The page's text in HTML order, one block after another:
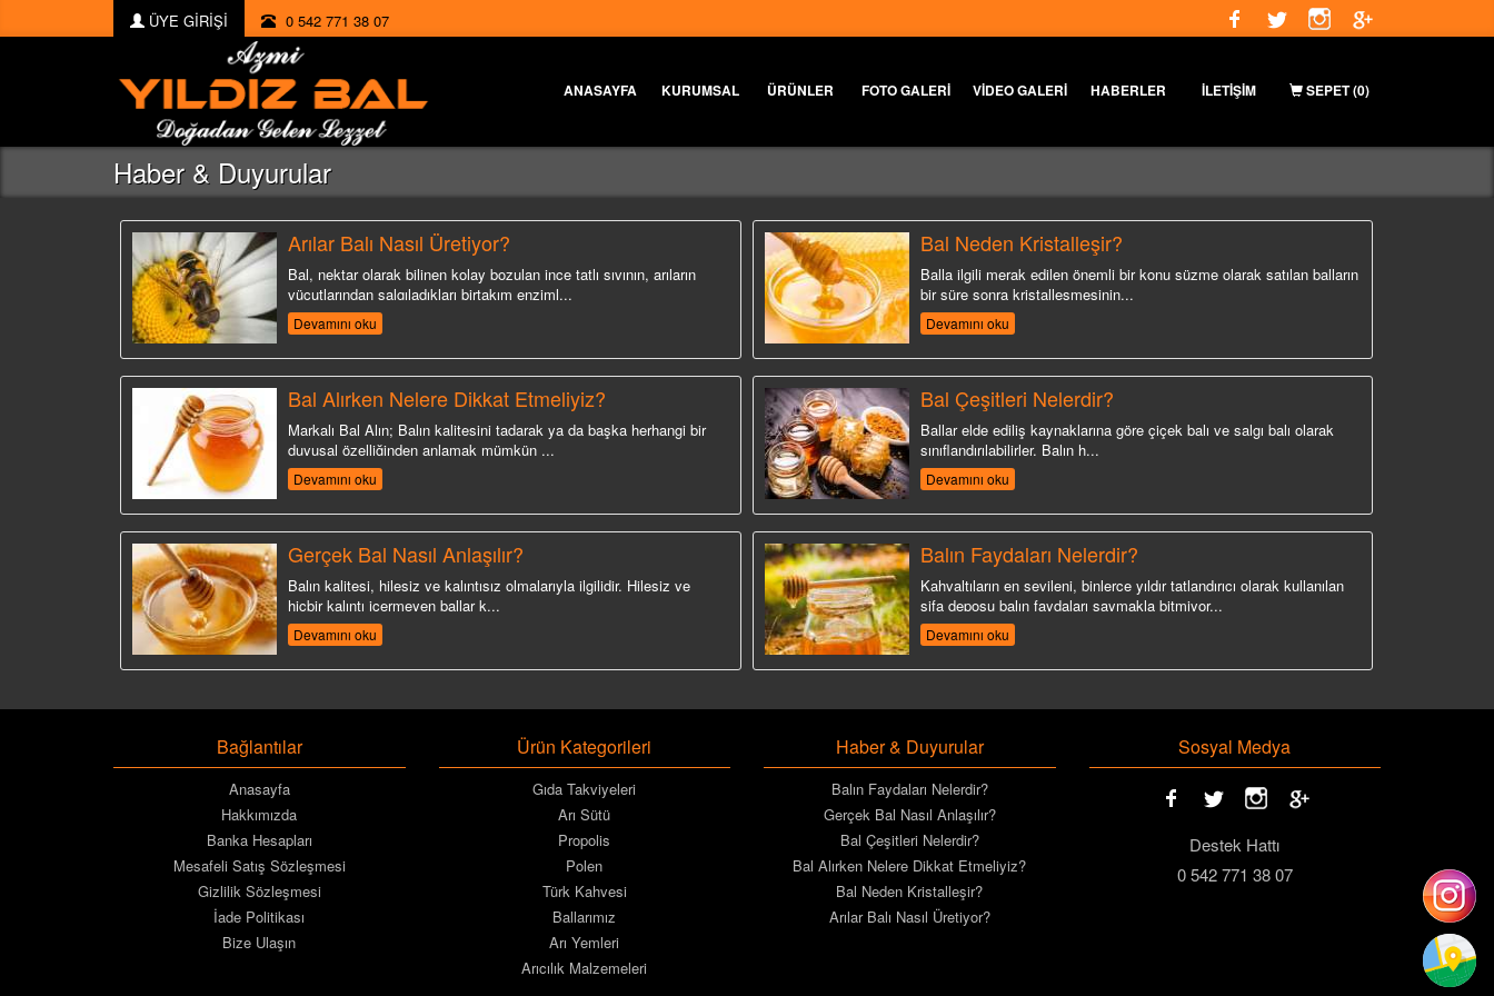
ÜYE GİRİŞİ 0 542 771 38 07
ANASAYFA KURUMSAL ÜRÜNLER FOTO GALERİ VİDEO GALERİ HABERLER İLETİŞİM SEPET(0)
Haber & Duyurular
Arılar Balı Nasıl Üretiyor?
Bal, nektar olarak bilinen kolay bozulan ince tatlı sıvının, arıların
vücutlarından salgıladıkları birtakım enziml...
Devamını oku
Bal Neden Kristalleşir?
Balla ilgili merak edilen önemli bir konu süzme olarak satılan balların
bir süre sonra kristalleşmesinin...
Devamını oku
Bal Alırken Nelere Dikkat Etmeliyiz?
Markalı Bal Alın; Balın kalitesini tadarak ya da başka herhangi bir
duyusal özelliğinden anlamak mümkün ...
Devamını oku
Bal Çeşitleri Nelerdir?
Ballar elde ediliş kaynaklarına göre çiçek balı ve salgı balı olarak
sınıflandırılabilirler. Balın h...
Devamını oku
Gerçek Bal Nasıl Anlaşılır?
Balın kalitesi, hilesiz ve kalıntısız olmalarıyla ilgilidir. Hilesiz ve
hiçbir kalıntı içermeyen ballar k...
Devamını oku
Balın Faydaları Nelerdir?
Kahvaltıların en sevileni, binlerce yıldır tatlandırıcı olarak kullanılan
şifa deposu balın faydaları saymakla bitmiyor...
Devamını oku
Bağlantılar
Anasayfa
Hakkımızda
Banka Hesapları
Mesafeli Satış Sözleşmesi
Gizlilik Sözleşmesi
İade Politikası
Bize Ulaşın
Ürün Kategorileri
Gıda Takviyeleri
Arı Sütü
Propolis
Polen
Türk Kahvesi
Ballarımız
Arı Yemleri
Arıcılık Malzemeleri
Haber & Duyurular
Balın Faydaları Nelerdir?
Gerçek Bal Nasıl Anlaşılır?
Bal Çeşitleri Nelerdir?
Bal Alırken Nelere Dikkat Etmeliyiz?
Bal Neden Kristalleşir?
Arılar Balı Nasıl Üretiyor?
Sosyal Medya
Destek Hattı
0 542 771 38 07